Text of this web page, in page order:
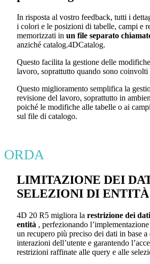
In risposta al vostro feedback, tutti i
i colori e le posizioni di tabelle, campi e
memorizzati in un file separato
anziché catalog.4DCatalog.
Questo facilita la gestione delle
lavoro, soprattutto quando sono
Questo miglioramento semplifica la
revisione del lavoro, soprattutto in
poiché le modifiche alle tabelle o ai
sul file di catalogo.
ORDA
LIMITAZIONE DEI
SELEZIONI DI ENTITÀ
4D 20 R5 migliora la restrizione dei
entità , perfezionando
un recupero più preciso dei dati in base
interazioni dell’utente e garantendo
restrizioni raffinate alle query e alle